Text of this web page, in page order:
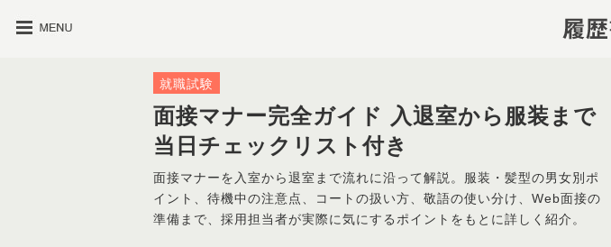
就職試験
面接マナー完全ガイド 入退室から服装まで
当日チェックリスト付き
面接マナーを入室から退室まで流れに沿って解説。服装・髪型の男女別ポ
イント、待機中の注意点、コートの扱い方、敬語の使い分け、Web面接の
準備まで、採用担当者が実際に気にするポイントをもとに詳しく紹介。